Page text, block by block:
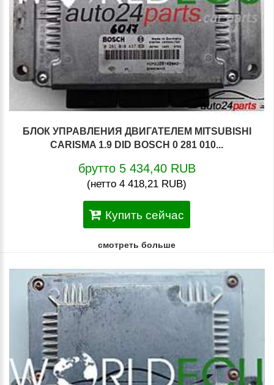
БЛОК УПРАВЛЕНИЯ ДВИГАТЕЛЕМ MITSUBISHI
CARISMA 1.9 DID BOSCH 0 281 010...
брутто 5 434,40 RUB
(нетто 4 418,21 RUB)
Купить сейчас
смотреть больше